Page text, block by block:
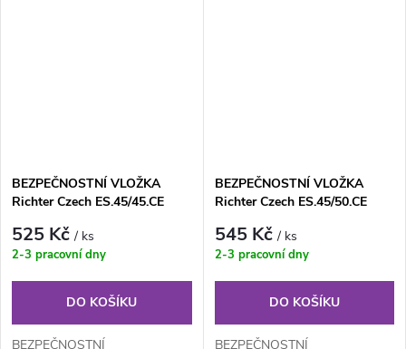
BEZPEČNOSTNÍ VLOŽKA
Richter Czech ES.45/45.CE
525 Kč/ ks
2-3 pracovní dny
DO KOŠÍKU
BEZPEČNOSTNÍ
BEZPEČNOSTNÍ VLOŽKA
Richter Czech ES.45/50.CE
545 Kč/ ks
2-3 pracovní dny
DO KOŠÍKU
BEZPEČNOSTNÍ